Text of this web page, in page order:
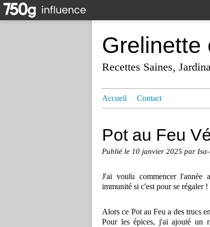
Grelinette
Recettes Saines,
Accueil Contact
Pot au Feu
Publié le 10 janvier 2025 par
J'ai voulu commencer
immunité si c'est pour se régaler !
Alors ce Pot au Feu a des trucs
Pour les épices, j'ai ajouté un